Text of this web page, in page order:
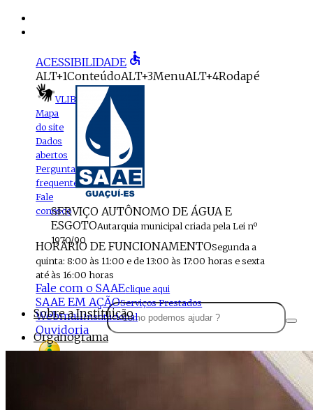
ACESSIBILIDADE accessible
ALT+1ConteúdoALT+3MenuALT+4Rodapé
VLIBRAS
Mapa
do site
Dados
abertos
Perguntas
frequentes
Fale
conosco
SERVIÇO AUTÔNOMO DE ÁGUA E
ESGOTOAutarquia municipal criada pela Lei nº
1970/90
HORÁRIO DE FUNCIONAMENTOSegunda a
quinta: 8:00 às 11:00 e de 13:00 às 17:00 horas e sexta
até às 16:00 horas
Fale com o SAAEclique aqui
SAAE EM AÇÃOServiços Prestados
WebmailInstitucional
Ouvidoria
Sobre a Instituição
Organograma